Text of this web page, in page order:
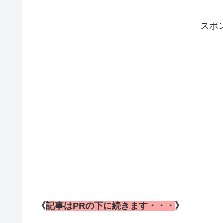
スポ
《記事はPRの下に続きます・・・ 》